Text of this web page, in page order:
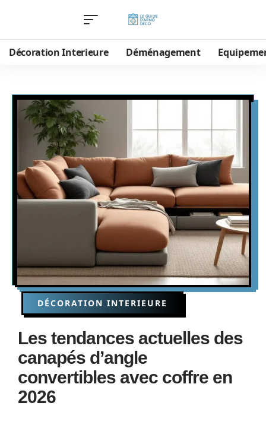
Décoration Interieure Déménagement
DÉCORATION INTERIEURE
Les tendances actuelles des
canapés d’angle
convertibles avec coffre en
2026